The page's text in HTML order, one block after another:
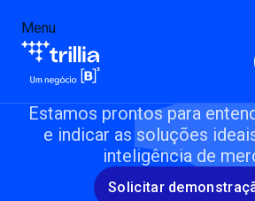
Menu
Soluções
Compliance e Prevenção à Perdas
Institucional
Agendar
ENTRE EM
Estamos prontos para
e indicar as soluções
inteligência de
Solicitar